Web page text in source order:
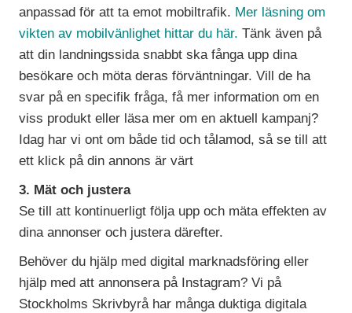
anpassad för att ta emot mobiltrafik. Mer läsning om
vikten av mobilvänlighet hittar du här. Tänk även på
att din landningssida snabbt ska fånga upp dina
besökare och möta deras förväntningar. Vill de ha
svar på en specifik fråga, få mer information om en
viss produkt eller läsa mer om en aktuell kampanj?
Idag har vi ont om både tid och tålamod, så se till att
ett klick på din annons är värt
3. Mät och justera
Se till att kontinuerligt följa upp och mäta effekten av
dina annonser och justera därefter.
Behöver du hjälp med digital marknadsföring eller
hjälp med att annonsera på Instagram? Vi på
Stockholms Skrivbyrå har många duktiga digitala